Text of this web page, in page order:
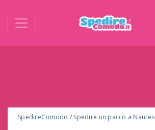
SpedireComodo / Spedire un pacco a Nantes